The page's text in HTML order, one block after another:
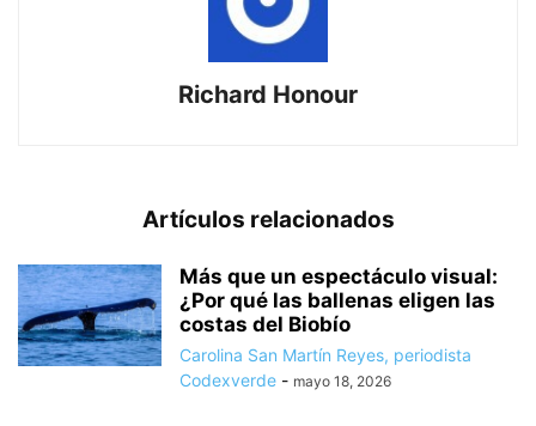
Richard Honour
Artículos relacionados
Más que un espectáculo visual:
¿Por qué las ballenas eligen las
costas del Biobío
Carolina San Martín Reyes, periodista
Codexverde - mayo 18, 2026